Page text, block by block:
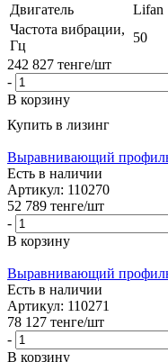
Двигатель
Lifan
Частота вибрации,
Гц
50
242 827 тенге/шт
-
В корзину
Купить в лизинг
Выравнивающий
Есть в наличии
Артикул: 110270
52 789 тенге/шт
-
В корзину
Выравнивающий
Есть в наличии
Артикул: 110271
78 127 тенге/шт
-
В корзину